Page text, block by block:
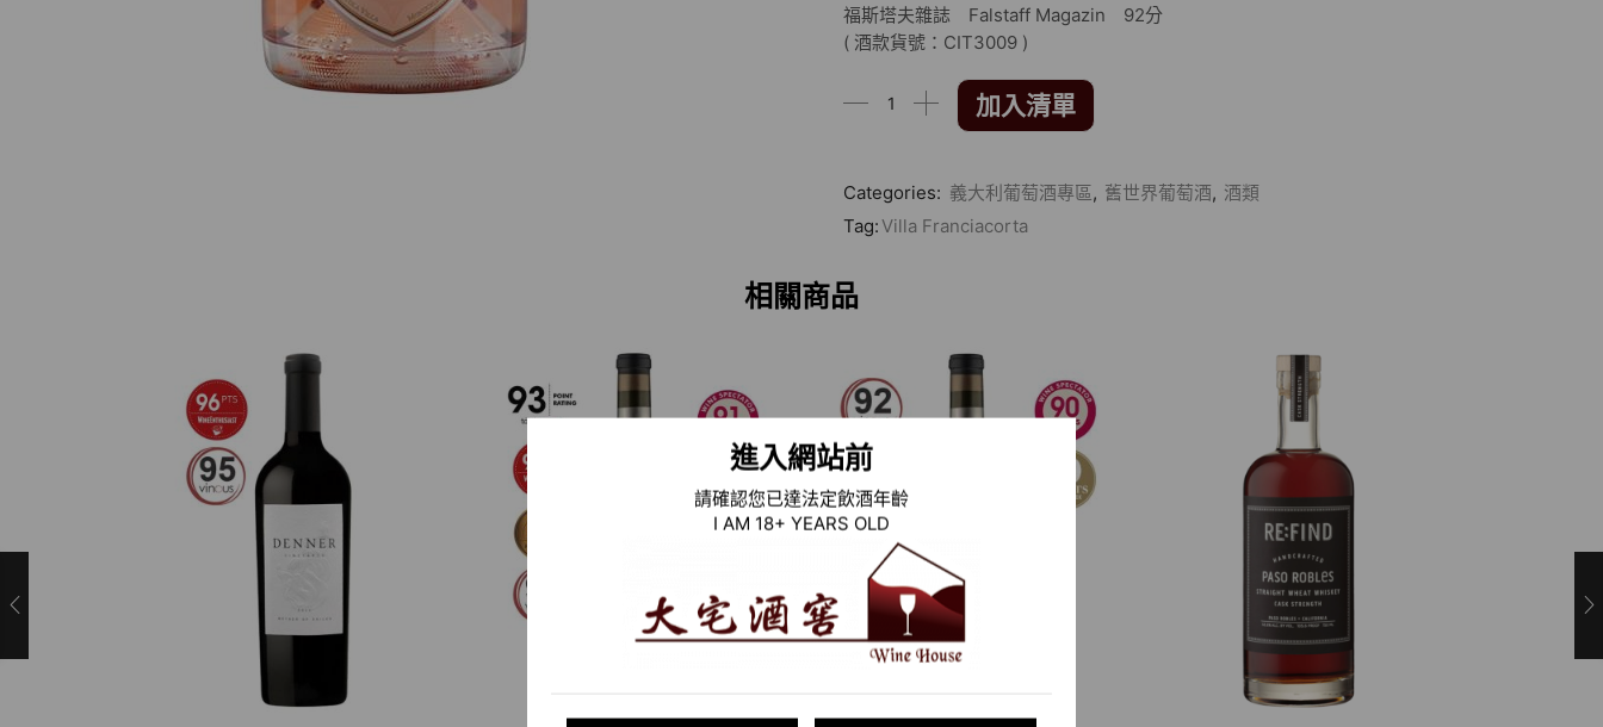
進入網站前
請確認您已達法定飲酒年齡
I AM 18+ YEARS OLD
福斯塔夫雜誌 Falstaff Magazin 92分
( 酒款貨號：CIT3009 )
加入清單
Categories: 義大利葡萄酒專區, 舊世界葡萄酒, 酒類
Tag:Villa Franciacorta
相關商品